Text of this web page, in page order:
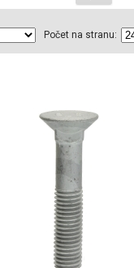
Počet na stranu: